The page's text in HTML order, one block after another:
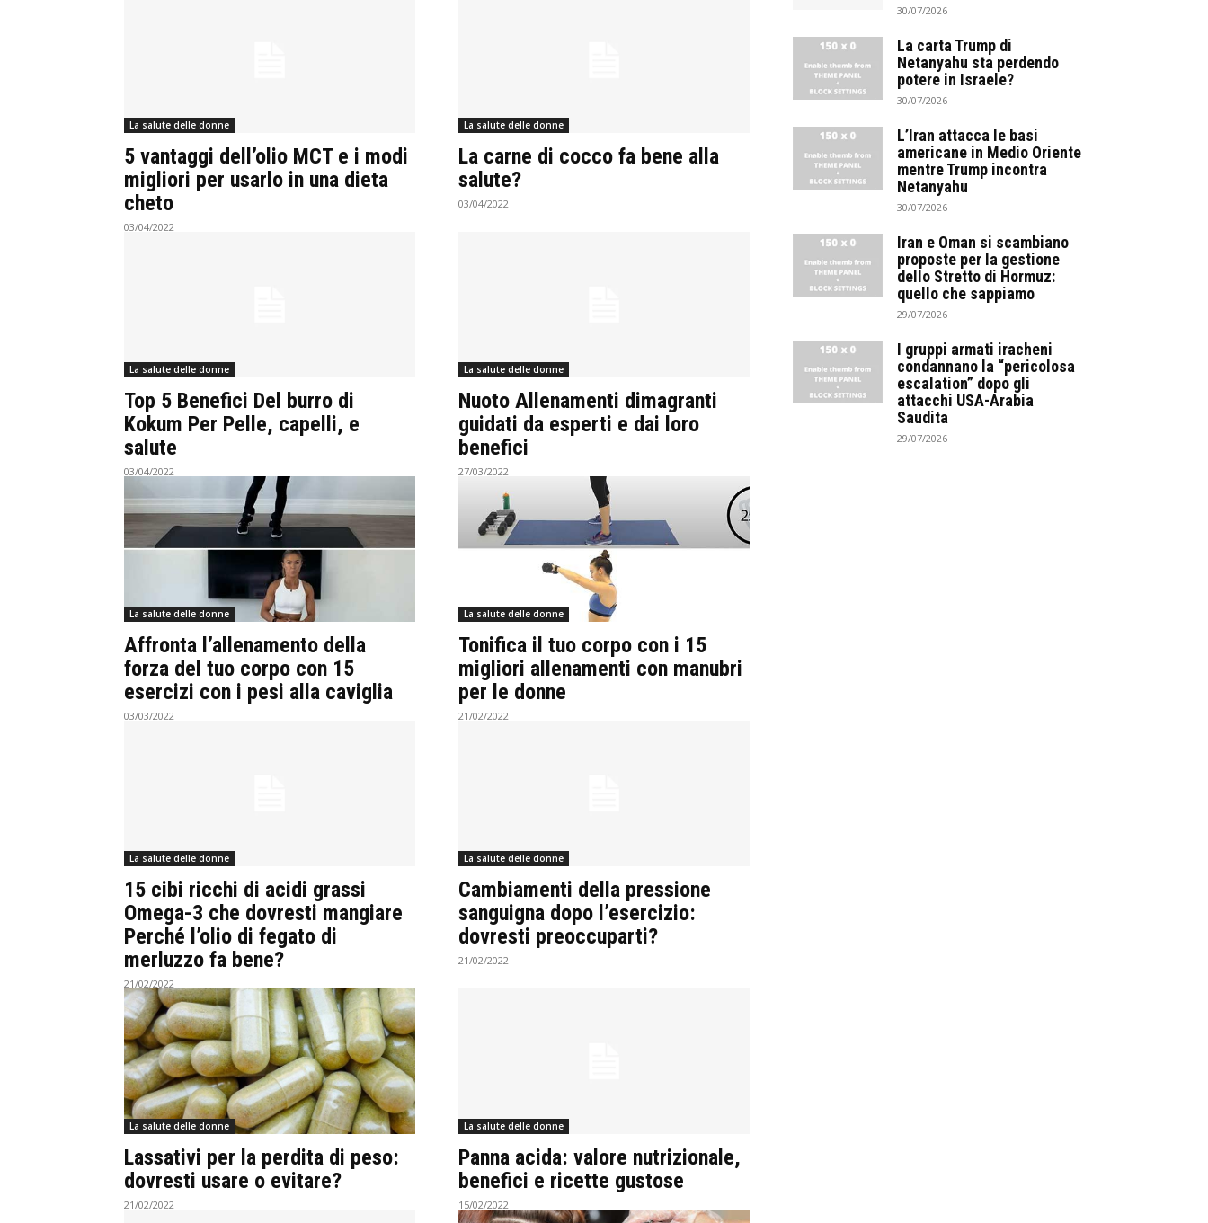
La salute delle donne
5 vantaggi dell’olio MCT e i modi
migliori per usarlo in una dieta
cheto
03/04/2022
La salute delle donne
La carne di cocco fa bene alla
salute?
03/04/2022
La salute delle donne
‌‌Top‌‌ ‌‌5 ‌Benefici‌ ‌Del burro di
Kokum ‌Per‌ ‌Pelle,‌ ‌capelli,‌ ‌e‌
‌salute‌
03/04/2022
La salute delle donne
Nuoto Allenamenti dimagranti
guidati da esperti e dai loro
benefici
27/03/2022
La salute delle donne
Affronta l’allenamento della
forza del tuo corpo con 15
esercizi con i pesi alla caviglia
03/03/2022
La salute delle donne
Tonifica il tuo corpo con i 15
migliori allenamenti con manubri
per le donne
21/02/2022
La salute delle donne
15 cibi ricchi di acidi grassi
Omega-3 che dovresti mangiare
Perché l’olio di fegato di
merluzzo fa bene?
21/02/2022
La salute delle donne
Cambiamenti della pressione
sanguigna dopo l’esercizio:
dovresti preoccuparti?
21/02/2022
La salute delle donne
Lassativi per la perdita di peso:
dovresti usare o evitare?
21/02/2022
La salute delle donne
Panna acida: valore nutrizionale,
benefici e ricette gustose
15/02/2022
30/07/2026
La carta Trump di
Netanyahu sta perdendo
potere in Israele?
30/07/2026
L’Iran attacca le basi
americane in Medio Oriente
mentre Trump incontra
Netanyahu
30/07/2026
Iran e Oman si scambiano
proposte per la gestione
dello Stretto di Hormuz:
quello che sappiamo
29/07/2026
I gruppi armati iracheni
condannano la “pericolosa
escalation” dopo gli
attacchi USA-Arabia
Saudita
29/07/2026